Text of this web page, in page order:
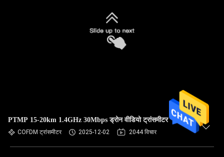
PTMP 15-20km 1.4GHz 30Mbps ड्रोन वीडियो ट्रांसमीटर
COFDM ट्रांसमीटर 2025-12-02 2044 विचार